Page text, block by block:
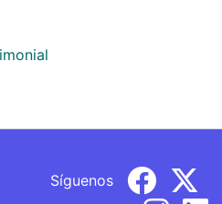
Síguenos